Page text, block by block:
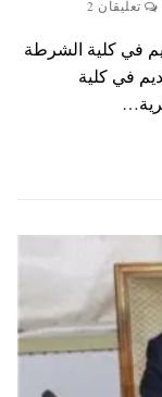
تعليقان 2
في كلية الشرطة
في كلية